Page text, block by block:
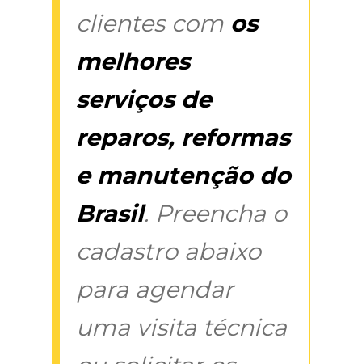
clientes com os
melhores
serviços de
reparos, reformas
e manutenção do
Brasil. Preencha o
cadastro abaixo
para agendar
uma visita técnica